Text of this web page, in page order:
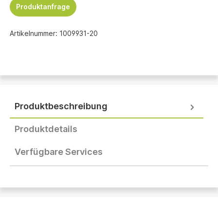
Produktanfrage
Artikelnummer: 1009931-20
Produktbeschreibung
Produktdetails
Verfügbare Services